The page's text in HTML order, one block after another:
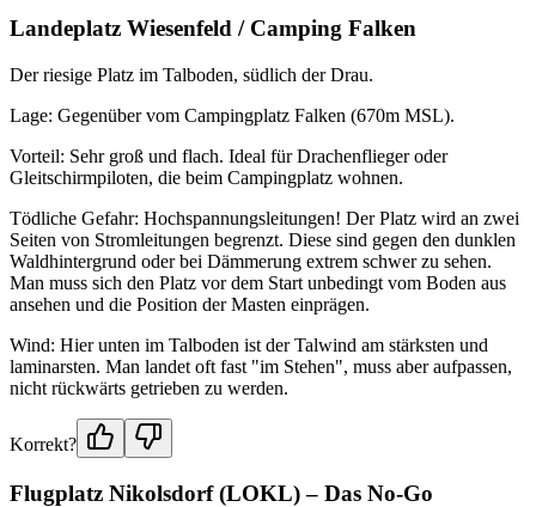
Landeplatz Wiesenfeld / Camping Falken
Der riesige Platz im Talboden, südlich der Drau.
Lage: Gegenüber vom Campingplatz Falken (670m MSL).
Vorteil: Sehr groß und flach. Ideal für Drachenflieger oder
Gleitschirmpiloten, die beim Campingplatz wohnen.
Tödliche Gefahr: Hochspannungsleitungen! Der Platz wird an zwei
Seiten von Stromleitungen begrenzt. Diese sind gegen den dunklen
Waldhintergrund oder bei Dämmerung extrem schwer zu sehen.
Man muss sich den Platz vor dem Start unbedingt vom Boden aus
ansehen und die Position der Masten einprägen.
Wind: Hier unten im Talboden ist der Talwind am stärksten und
laminarsten. Man landet oft fast "im Stehen", muss aber aufpassen,
nicht rückwärts getrieben zu werden.
Korrekt?
Flugplatz Nikolsdorf (LOKL) – Das No-Go